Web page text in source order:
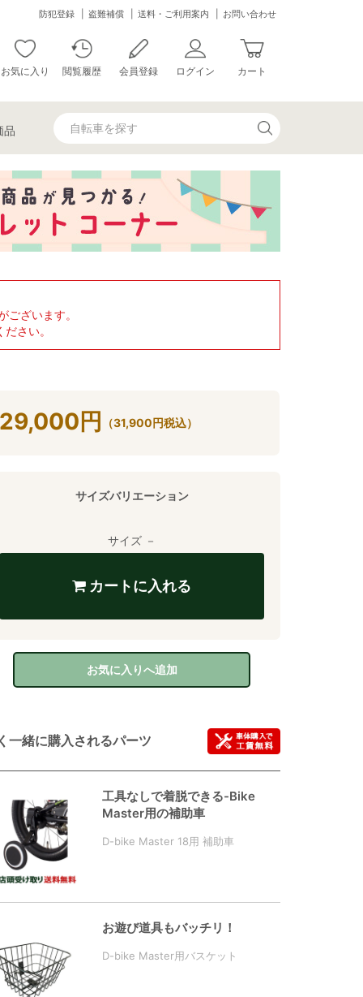
防犯登録 盗難補償 送料・ご利用案内 お問い合わせ
お気に入り 閲覧履歴 会員登録 ログイン カート
品
ざいます。
さい。
29,000 円 （31,900円税込）
サイズバリエーション
サイズ －
カートに入れる
お気に入りへ追加
一緒に購入されるパーツ
工具なしで着脱できる-Bike
Master用の補助車
D-bike Master 18用 補助車
お遊び道具もバッチリ！
D-bike Master用バスケット